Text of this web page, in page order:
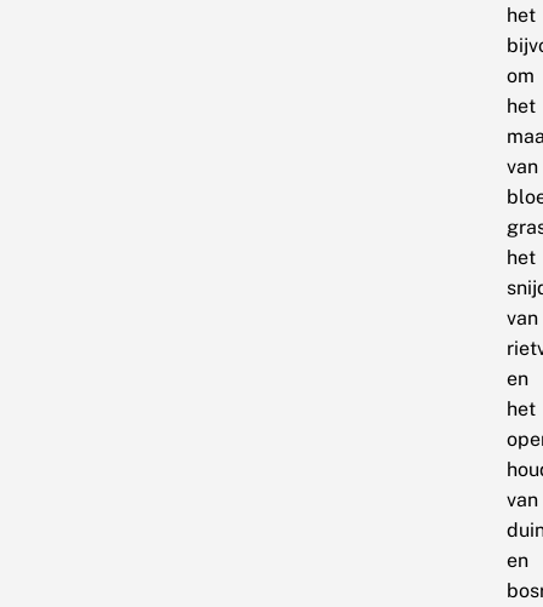
het
om
het
van
het
van
en
het
van
en